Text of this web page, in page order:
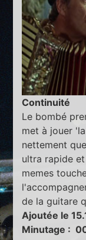
Continuité
Le bombé
met à jouer
nettement
ultra rapide
memes
de la guitare
Ajoutée le
Minutage :